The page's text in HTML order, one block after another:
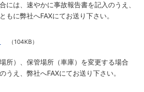
には、速やかに事故報告書を記入のうえ、
もに弊社へFAXにてお送り下さい。
（104KB）
所）、保管場所（車庫）を変更する場合
うえ、弊社へFAXにてお送り下さい。